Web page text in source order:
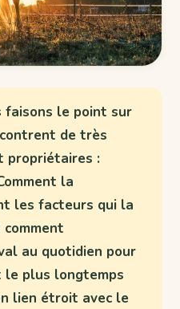
faisons le point sur
de très
propriétaires :
la
les facteurs qui la
au quotidien pour
le plus longtemps
lien étroit avec le